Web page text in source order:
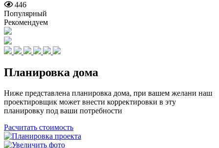
446
Популярный
Рекомендуем
Планировка дома
Ниже представлена планировка дома, при вашем желани наш
проектировщик может внести корректировки в эту
планировку под ваши потребности
Расчитать стоимость